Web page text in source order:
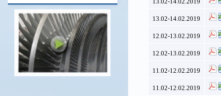
13.02-14.02.2019
12.02-13.02.2019
12.02-13.02.2019
11.02-12.02.2019
11.02-12.02.2019